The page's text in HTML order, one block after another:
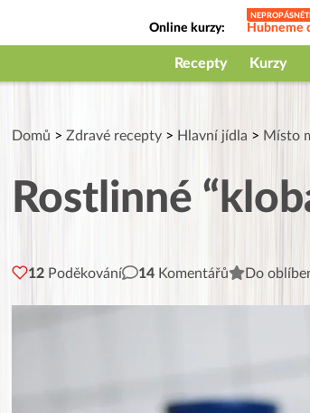
Online kurzy: Hubneme
Jak na babičky
Recepty Kurzy
Domů > Zdravé recepty > Hlavní jídla > Místo
Rostlinné
12 Poděkování 14 Komentářů Do